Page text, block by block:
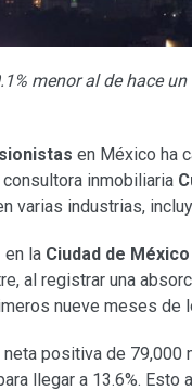
menor al de hace
en México ha
inmobiliaria
varias industrias,
en la Ciudad de México
al registrar una
nueve meses de
positiva de
llegar a 13.6%. Esto